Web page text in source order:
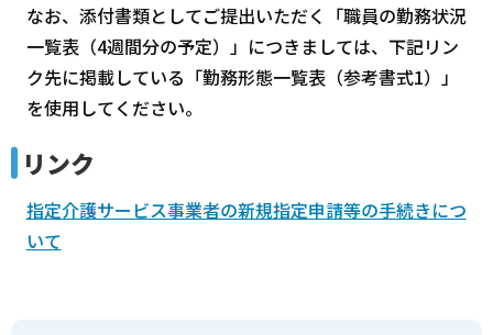
なお、添付書類としてご提出いただく「職員の勤務状況
一覧表（4週間分の予定）」につきましては、下記リン
ク先に掲載している「勤務形態一覧表（参考書式1）」
を使用してください。
リンク
指定介護サービス事業者の新規指定申請等の手続きにつ
いて